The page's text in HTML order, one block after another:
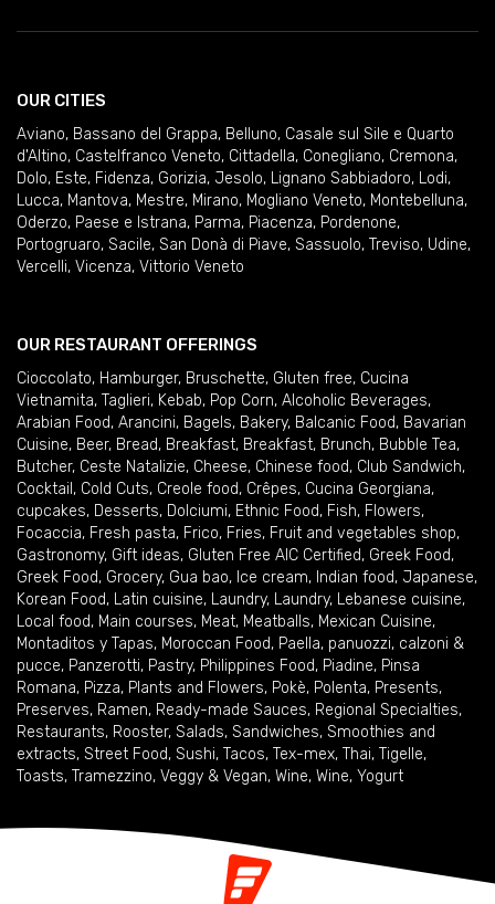
OUR CITIES
Aviano, Bassano del Grappa, Belluno, Casale sul Sile e Quarto
d'Altino, Castelfranco Veneto, Cittadella, Conegliano, Cremona,
Dolo, Este, Fidenza, Gorizia, Jesolo, Lignano Sabbiadoro, Lodi,
Lucca, Mantova, Mestre, Mirano, Mogliano Veneto, Montebelluna,
Oderzo, Paese e Istrana, Parma, Piacenza, Pordenone,
Portogruaro, Sacile, San Donà di Piave, Sassuolo, Treviso, Udine,
Vercelli, Vicenza, Vittorio Veneto
OUR RESTAURANT OFFERINGS
Cioccolato, Hamburger, Bruschette, Gluten free, Cucina
Vietnamita, Taglieri, Kebab, Pop Corn, Alcoholic Beverages,
Arabian Food, Arancini, Bagels, Bakery, Balcanic Food, Bavarian
Cuisine, Beer, Bread, Breakfast, Breakfast, Brunch, Bubble Tea,
Butcher, Ceste Natalizie, Cheese, Chinese food, Club Sandwich,
Cocktail , Cold Cuts, Creole food, Crêpes, Cucina Georgiana,
cupcakes, Desserts, Dolciumi, Ethnic Food, Fish, Flowers,
Focaccia, Fresh pasta, Frico, Fries, Fruit and vegetables shop,
Gastronomy, Gift ideas, Gluten Free AIC Certified, Greek Food,
Greek Food, Grocery, Gua bao, Ice cream, Indian food, Japanese,
Korean Food, Latin cuisine, Laundry, Laundry, Lebanese cuisine,
Local food, Main courses, Meat, Meatballs, Mexican Cuisine,
Montaditos y Tapas, Moroccan Food, Paella, panuozzi, calzoni &
pucce, Panzerotti, Pastry, Philippines Food, Piadine, Pinsa
Romana, Pizza, Plants and Flowers, Pokè, Polenta, Presents,
Preserves, Ramen, Ready-made Sauces, Regional Specialties,
Restaurants, Rooster, Salads, Sandwiches, Smoothies and
extracts, Street Food, Sushi, Tacos, Tex-mex, Thai, Tigelle,
Toasts, Tramezzino, Veggy & Vegan, Wine, Wine, Yogurt